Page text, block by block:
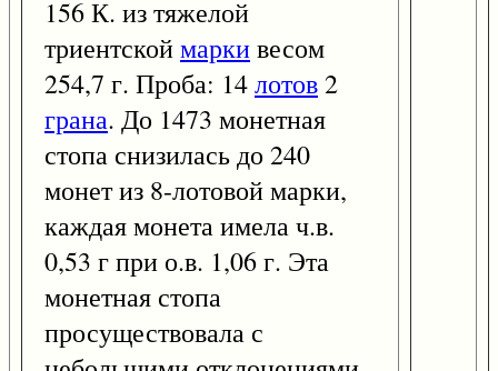
156 К. из тяжелой
триентскоймаркивесом
254,7 г. Проба: 14лотов2
грана. До 1473 монетная
стопа снизилась до 240
монет из 8-лотовой марки,
каждая монета имела ч.в.
0,53 г при о.в. 1,06 г. Эта
монетная стопа
просуществовала с